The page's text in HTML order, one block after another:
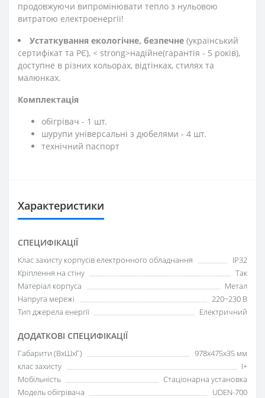
продовжуючи випромінювати тепло з нульовою
витратою електроенергії!
Устаткування екологічне, безпечне (український
сертифікат та РЄ), < strong>надійне(гарантія - 5 років),
доступне в різних кольорах, відтінках, стилях та
малюнках.
Комплектація
обігрівач - 1 шт.
шурупи універсальні з дюбелями - 4 шт.
технічний паспорт
Характеристики
СПЕЦИФІКАЦІЇ
Клас захисту корпусів електронного обладнання
IP32
Кріплення на стіну
Так
Матеріал корпуса
Метал
Напруга мережі
220~230 В
Тип джерела енергії
Електричний
ДОДАТКОВІ СПЕЦИФІКАЦІЇ
Габарити (ВхШхГ)
978х475х35 мм
клас захисту
I+
Мобільність
Стаціонарна установка
Модель обігрівача
UDEN-700